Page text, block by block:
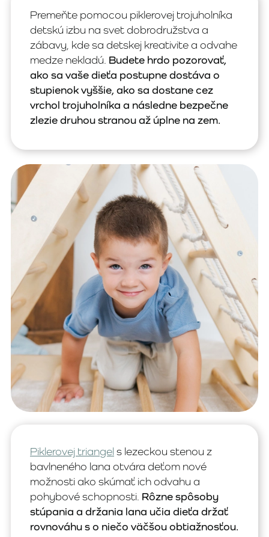
Premeňte pomocou piklerovej trojuholníka
detskú izbu na svet dobrodružstva a
zábavy, kde sa detskej kreativite a odvahe
medze nekladú. Budete hrdo pozorovať,
ako sa vaše dieťa postupne dostáva o
stupienok vyššie, ako sa dostane cez
vrchol trojuholníka a následne bezpečne
zlezie druhou stranou až úplne na zem.
Piklerovej triangels lezeckou stenou z
bavlneného lana otvára deťom nové
možnosti ako skúmať ich odvahu a
pohybové schopnosti. Rôzne spôsoby
stúpania a držania lana učia dieťa držať
rovnováhu s o niečo väčšou obtiažnosťou.